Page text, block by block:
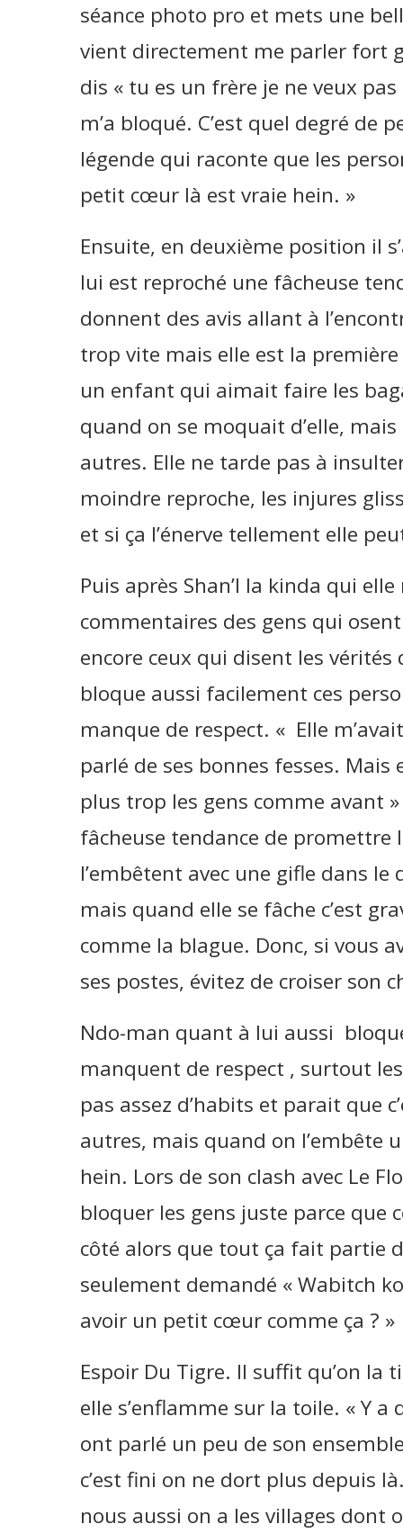
séance photo pro et mets une
vient directement me parler fort
dis « tu es un frère je ne veux
m’a bloqué. C’est quel degré
légende qui raconte que les
petit cœur là est vraie hein. »
Ensuite, en deuxième position il
lui est reproché une fâcheuse
donnent des avis allant à
trop vite mais elle est la
un enfant qui aimait faire les
quand on se moquait d’elle,
autres. Elle ne tarde pas à
moindre reproche, les injures
et si ça l’énerve tellement elle
Puis après Shan’l la kinda qui
commentaires des gens qui
encore ceux qui disent les
bloque aussi facilement ces
manque de respect. « Elle
parlé de ses bonnes fesses. Mais
plus trop les gens comme avant »
fâcheuse tendance de promettre
l’embêtent avec une gifle dans le
mais quand elle se fâche c’est
comme la blague. Donc, si vous
ses postes, évitez de croiser son
Ndo-man quant à lui aussi
manquent de respect , surtout
pas assez d’habits et parait que
autres, mais quand on l’embête
hein. Lors de son clash avec Le
bloquer les gens juste parce que
côté alors que tout ça fait partie
seulement demandé « Wabitch
avoir un petit cœur comme ça ? »
Espoir Du Tigre. Il suffit qu’on la
elle s’enflamme sur la toile. « Y
ont parlé un peu de son
c’est fini on ne dort plus depuis
nous aussi on a les villages dont